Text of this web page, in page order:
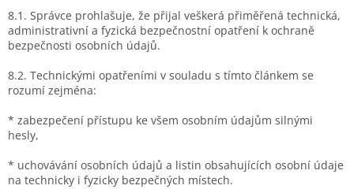
8.1. Správce prohlašuje, že přijal veškerá přiměřená technická,
administrativní a fyzická bezpečnostní opatření k ochraně
bezpečnosti osobních údajů.
8.2. Technickými opatřeními v souladu s tímto článkem se
rozumí zejména:
* zabezpečení přístupu ke všem osobním údajům silnými
hesly,
* uchovávání osobních údajů a listin obsahujících osobní údaje
na technicky i fyzicky bezpečných místech.